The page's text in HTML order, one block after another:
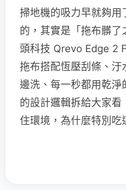
掃地機的吸力早就夠用
的，其實是「拖布髒
頭科技 Qrevo Edge 2
拖布搭配恆壓刮條、汙
邊洗、每一秒都用乾淨
的設計邏輯拆給大家
住環境，為什麼特別吃